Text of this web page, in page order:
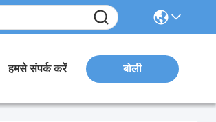
हमसे संपर्क करें बोली